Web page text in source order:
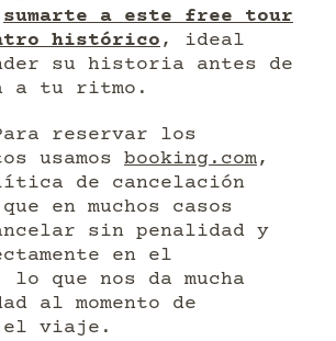
sumarte a este free tour
histórico, ideal
su historia antes de
a tu ritmo.
reservar los
usamos booking.com,
de cancelación
en muchos casos
sin penalidad y
en el
lo que nos da mucha
al momento de
el viaje.